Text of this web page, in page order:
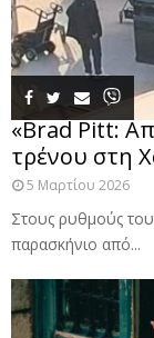
«Brad Pitt:
τρένου στη
5 Μαρτίου 2026
Στους ρυθμούς
παρασκήνιο από...